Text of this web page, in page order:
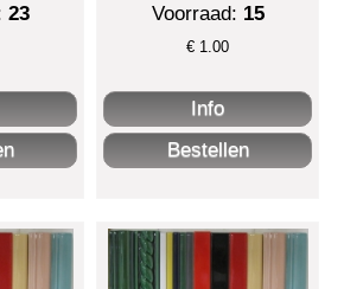
23 Voorraad: 15
€ 1.00